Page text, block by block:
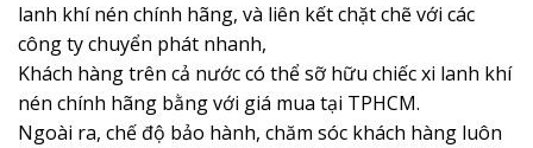
lanh khí nén chính hãng, và liên kết chặt chẽ với các
công ty chuyển phát nhanh,
Khách hàng trên cả nước có thể sỡ hữu chiếc xi lanh khí
nén chính hãng bằng với giá mua tại TPHCM.
Ngoài ra, chế độ bảo hành, chăm sóc khách hàng luôn